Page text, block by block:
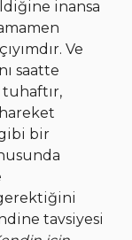
inansa
Ve
saatte
bir
tavsiyesi